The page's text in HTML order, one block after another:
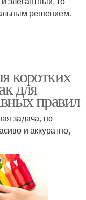
решением.
коротких
для
правил
задача, но
и аккуратно,